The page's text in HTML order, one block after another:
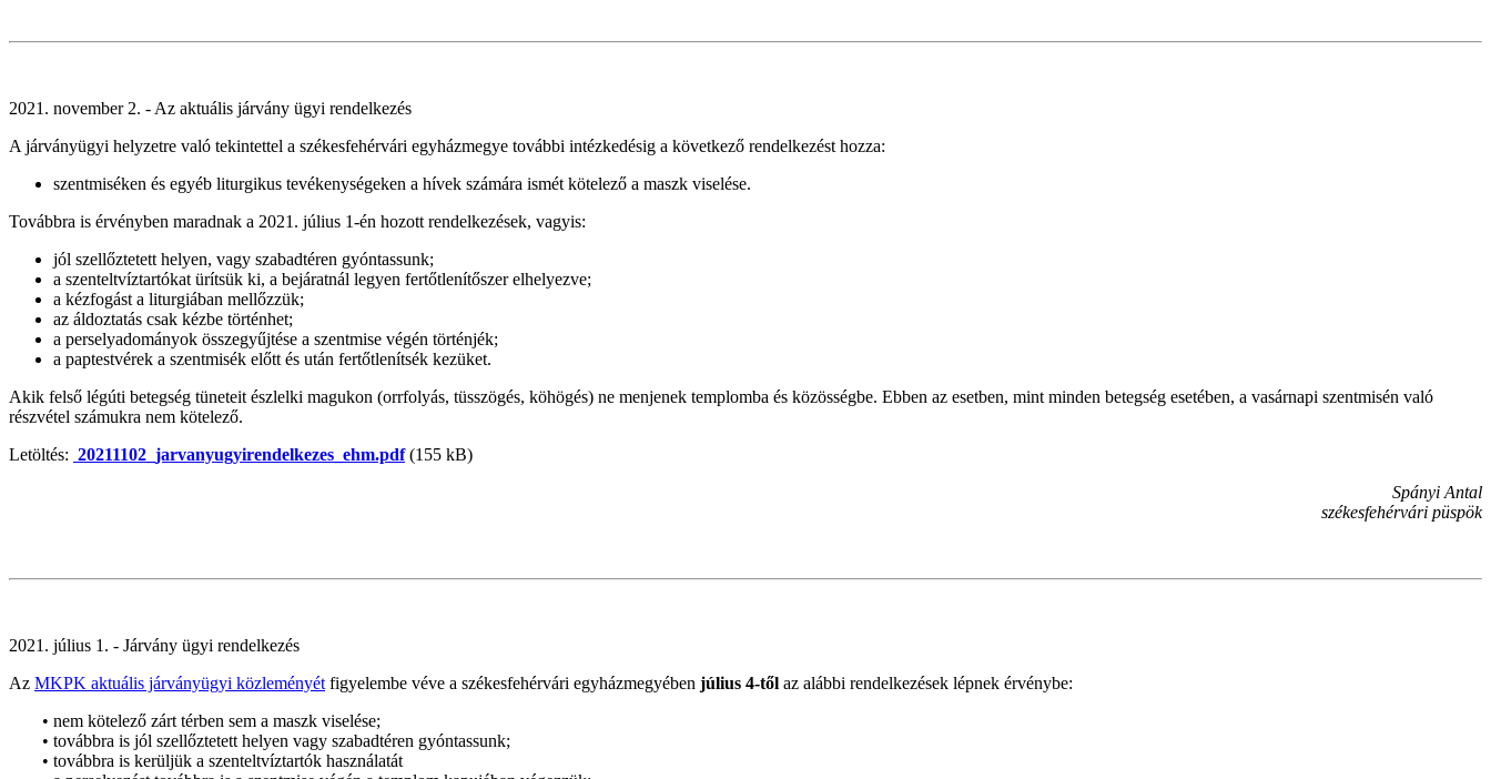
2021. november 2. - Az aktuális járvány ügyi rendelkezés
A járványügyi helyzetre való tekintettel a székesfehérvári egyházmegye további intézkedésig a következő rendelkezést hozza:
szentmiséken és egyéb liturgikus tevékenységeken a hívek számára ismét kötelező a maszk viselése.
Továbbra is érvényben maradnak a 2021. július 1-én hozott rendelkezések, vagyis:
jól szellőztetett helyen, vagy szabadtéren gyóntassunk;
a szenteltvíztartókat ürítsük ki, a bejáratnál legyen fertőtlenítőszer elhelyezve;
a kézfogást a liturgiában mellőzzük;
az áldoztatás csak kézbe történhet;
a perselyadományok összegyűjtése a szentmise végén történjék;
a paptestvérek a szentmisék előtt és után fertőtlenítsék kezüket.
Akik felső légúti betegség tüneteit észlelki magukon (orrfolyás, tüsszögés, köhögés) ne menjenek templomba és közösségbe. Ebben az esetben, mint minden betegség esetében, a vasárnapi szentmisén való
részvétel számukra nem kötelező.
Letöltés: 20211102_jarvanyugyirendelkezes_ehm.pdf(155 kB)
Spányi Antal
székesfehérvári püspök
2021. július 1. - Járvány ügyi rendelkezés
Az MKPK aktuális járványügyi közleményét figyelembe véve a székesfehérvári egyházmegyében július 4-től az alábbi rendelkezések lépnek érvénybe:
• nem kötelező zárt térben sem a maszk viselése;
• továbbra is jól szellőztetett helyen vagy szabadtéren gyóntassunk;
• továbbra is kerüljük a szenteltvíztartók használatát